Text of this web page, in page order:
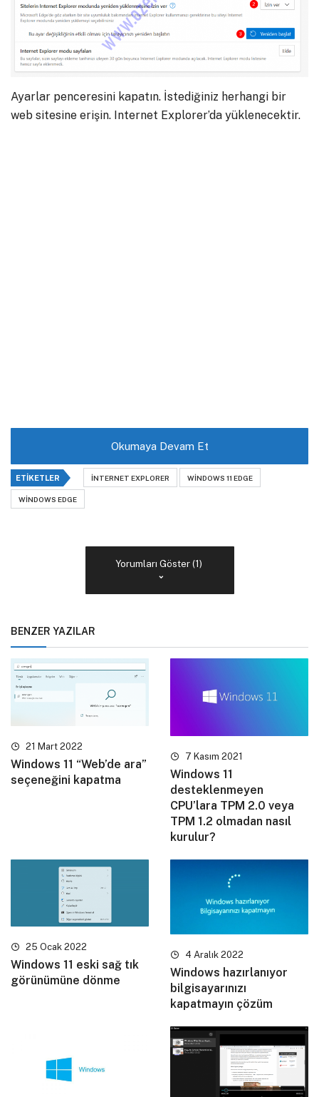
Ayarlar penceresini kapatın. İstediğiniz herhangi bir
web sitesine erişin. Internet Explorer’da yüklenecektir.
Okumaya Devam Et
ETIKETLER INTERNET EXPLORER WINDOWS 11 EDGE
WINDOWS EDGE
Yorumları Göster (1)
BENZER YAZILAR
21 Mart 2022
Windows 11 “Web’de ara”
seçeneğini kapatma
7 Kasım 2021
Windows 11
desteklenmeyen
CPU’lara TPM 2.0 veya
TPM 1.2 olmadan nasıl
kurulur?
25 Ocak 2022
Windows 11 eski sağ tık
görünümüne dönme
4 Aralık 2022
Windows hazırlanıyor
bilgisayarınızı
kapatmayın çözüm